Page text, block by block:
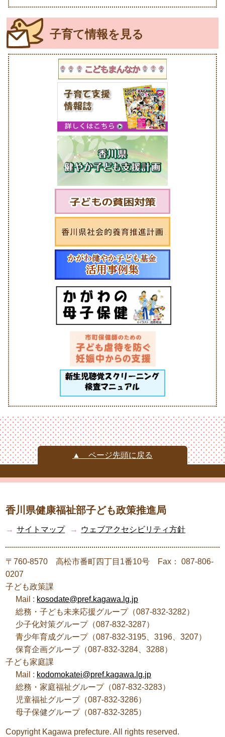
子育て情報を見る
▲ ページ先頭に戻る
香川県健康福祉部子ども政策推進局
→ サイトマップ → ウェブアクセシビリティ方針
〒760-8570 高松市番町四丁目1番10号 Fax： 087-806-
0207
子ども政策課
Mail : kosodate@pref.kagawa.lg.jp
総務・子ども未来応援グループ（087-832-3282）
少子化対策グループ（087-832-3287）
青少年育成グループ（087-832-3195、3196、3207）
保育企画グループ（087-832-3284、3288）
子ども家庭課
Mail : kodomokatei@pref.kagawa.lg.jp
総務・家庭福祉グループ（087-832-3283）
児童福祉グループ（087-832-3286）
母子保健グループ（087-832-3285）
Copyright Kagawa prefecture. All rights reserved.